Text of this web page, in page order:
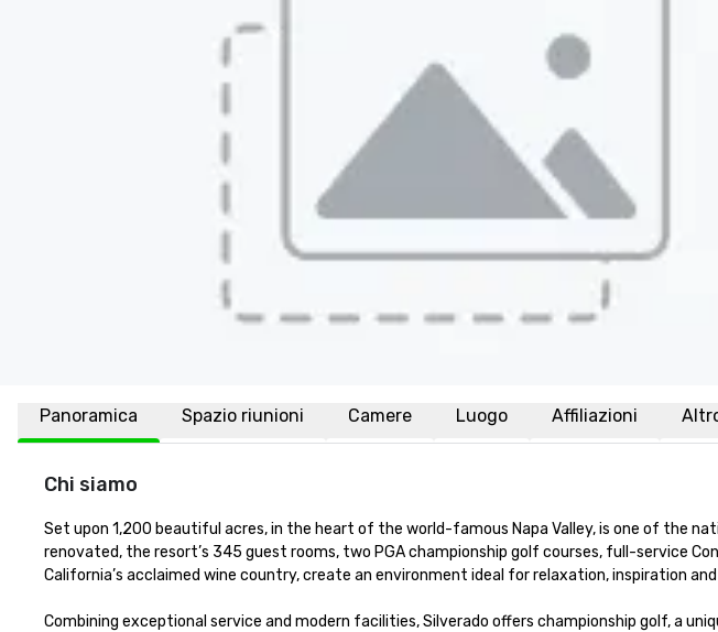
Panoramica Spazio riunioni Camere Luogo Affiliazioni
Chi siamo
Set upon 1,200 beautiful acres, in the heart of the world-famous Napa Valley, is one of the
renovated, the resort’s 345 guest rooms, two PGA championship golf courses, full-service
California’s acclaimed wine country, create an environment ideal for relaxation, inspiration
Combining exceptional service and modern facilities, Silverado offers championship golf, a